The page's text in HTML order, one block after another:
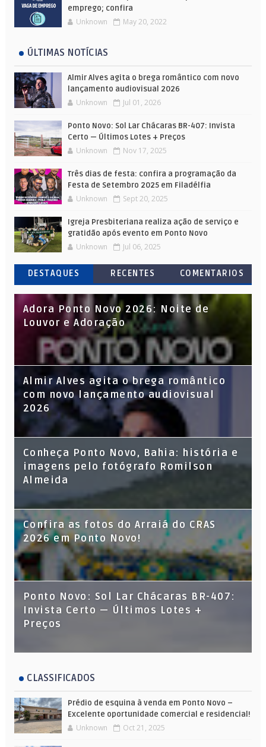
emprego; confira
Unknown May 20, 2022
ÚLTIMAS NOTÍCIAS
Almir Alves agita o brega romântico com novo
lançamento audiovisual 2026
Unknown Jul 01, 2026
Ponto Novo: Sol Lar Chácaras BR-407: Invista
Certo — Últimos Lotes + Preços
Unknown Nov 17, 2025
Três dias de festa: confira a programação da
Festa de Setembro 2025 em Filadélfia
Unknown Sept 20, 2025
Igreja Presbiteriana realiza ação de serviço e
gratidão após evento em Ponto Novo
Unknown Jul 06, 2025
DESTAQUES RECENTES COMENTARIOS
Adora Ponto Novo 2026: Noite de
Louvor e Adoração
Almir Alves agita o brega romântico
com novo lançamento audiovisual
2026
Conheça Ponto Novo, Bahia: história e
imagens pelo fotógrafo Romilson
Almeida
Confira as fotos do Arraiá do CRAS
2026 em Ponto Novo!
Ponto Novo: Sol Lar Chácaras BR-407:
Invista Certo — Últimos Lotes +
Preços
CLASSIFICADOS
Prédio de esquina à venda em Ponto Novo –
Excelente oportunidade comercial e residencial!
Unknown Oct 21, 2025